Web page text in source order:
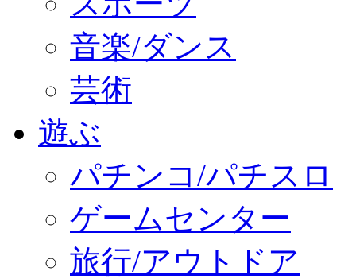
音楽/ダンス
芸術
遊ぶ
パチンコ/パチスロ
ゲームセンター
旅行/アウトドア